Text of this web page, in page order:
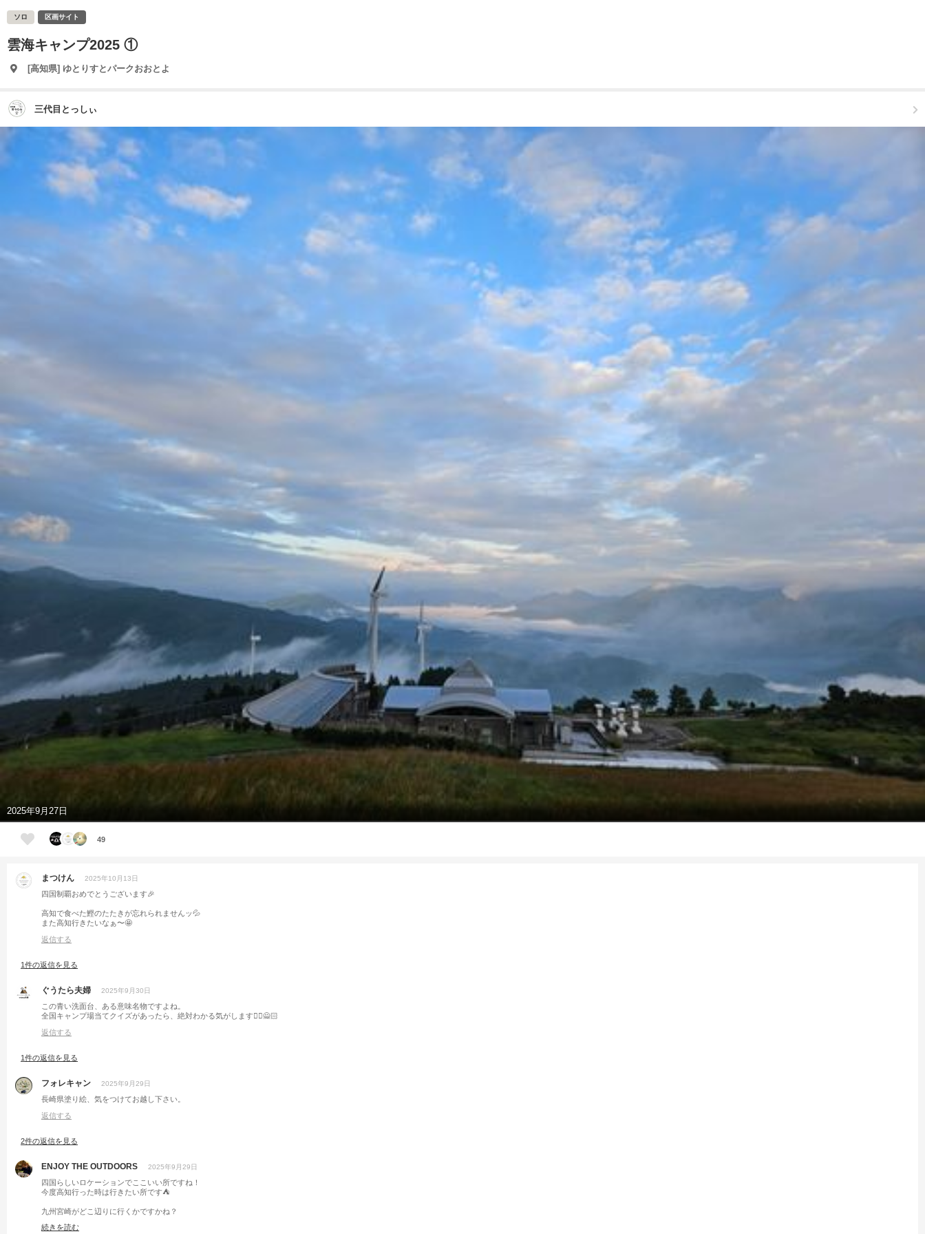
ソロ 区画サイト
雲海キャンプ2025 ①
[高知県] ゆとりすとパークおおとよ
三代目とっしぃ
2025年9月27日
49
まつけん 2025年10月13日
四国制覇おめでとうございます🎉
高知で食べた鰹のたたきが忘れられませんッ💦
また高知行きたいなぁ〜🤩
返信する
1件の返信を見る
ぐうたら夫婦 2025年9月30日
この青い洗面台、ある意味名物ですよね。
全国キャンプ場当てクイズがあったら、絶対わかる気がします🙆‍♀️🙅🏻
返信する
1件の返信を見る
フォレキャン 2025年9月29日
長崎県塗り絵、気をつけてお越し下さい。
返信する
2件の返信を見る
ENJOY THE OUTDOORS 2025年9月29日
四国らしいロケーションでここいい所ですね！
今度高知行った時は行きたい所です⛺️
九州宮崎がどこ辺りに行くかですかね？
素敵なキャンプ場でオススメですよ😊
続きを読む